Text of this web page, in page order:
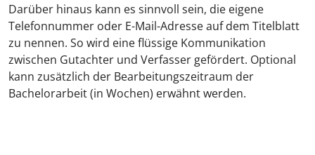
Darüber hinaus kann es sinnvoll sein, die eigene
Telefonnummer oder E-Mail-Adresse auf dem Titelblatt
zu nennen. So wird eine flüssige Kommunikation
zwischen Gutachter und Verfasser gefördert. Optional
kann zusätzlich der Bearbeitungszeitraum der
Bachelorarbeit (in Wochen) erwähnt werden.